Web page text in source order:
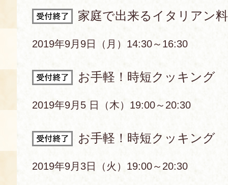
家庭で出来るイタリアン
2019年9月9日（月）14:30～16:30
お手軽！時短クッキング
2019年9月5 日（木）19:00～20:30
お手軽！時短クッキング
2019年9月3日（火）19:00～20:30